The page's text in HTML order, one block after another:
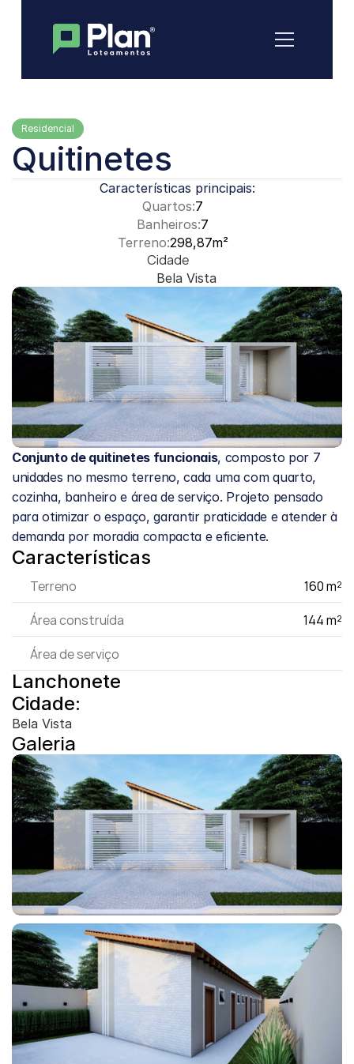
Residencial
Quitinetes
Características principais:
Quartos:7
Banheiros:7
Terreno:298,87m²
Cidade
Bela Vista
Conjunto de quitinetes funcionais, composto por 7
unidades no mesmo terreno, cada uma com quarto,
cozinha, banheiro e área de serviço. Projeto pensado
para otimizar o espaço, garantir praticidade e atender à
demanda por moradia compacta e eficiente.
Características
Terreno
160 m²
Área construída
144 m²
Área de serviço
Lanchonete
Cidade:
Bela Vista
Galeria